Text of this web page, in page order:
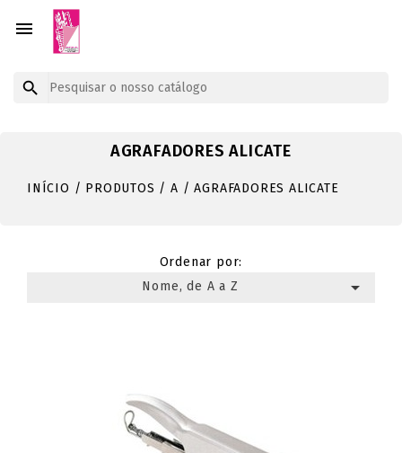


AGRAFADORES ALICATE
INÍCIO PRODUTOS A AGRAFADORES ALICATE
Ordenar por:
Nome, de A a Z
